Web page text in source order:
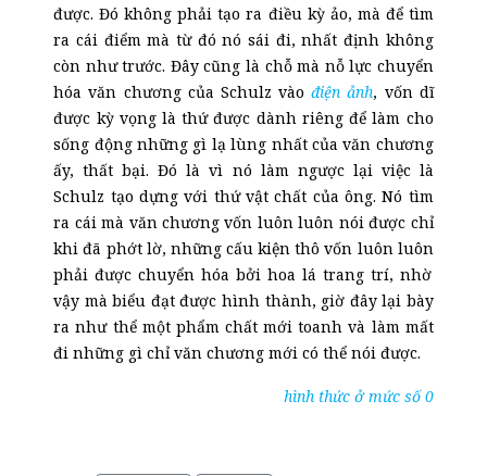
được. Đó không phải tạo ra điều kỳ ảo, mà để tìm
ra cái điểm mà từ đó nó sái đi, nhất định không
còn như trước. Đây cũng là chỗ mà nỗ lực chuyển
hóa văn chương của Schulz vàođiện ảnh, vốn dĩ
được kỳ vọng là thứ được dành riêng để làm cho
sống động những gì lạ lùng nhất của văn chương
ấy, thất bại. Đó là vì nó làm ngược lại việc là
Schulz tạo dựng với thứ vật chất của ông. Nó tìm
ra cái mà văn chương vốn luônluôn nói được chỉ
khi đã phớt lờ, những cấu kiện thô vốn luônluôn
phải được chuyển hóa bởi hoa lá trang trí, nhờ
vậy mà biểu đạt được hình thành, giờ đây lại bày
ra như thể một phẩm chất mới toanh và làm mất
đi những gì chỉ văn chương mới có thể nói được.
hình thức ở mức số 0